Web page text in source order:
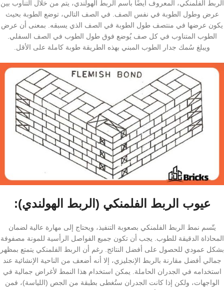
الربط الفلمنكي، المعروف أيضًا باسم الربط الهولندي، يتم من خلال التناوب بين
عرض وطول الطوبة في نفس الصف. في الصف التالي، توضع الطوبة بحيث
يكون عرضها في منتصف طول الطوبة في الصف الذي يسبقه. بمعنى أن عرض
الطوب المتناوب في كل صف يُوضع فوق طول الطوب في الصف السفلي.
ويبلغ سُمك جدار الطوب المبني بهذه الطريقة طوبة كاملة على الأقل.
عيوب الربط الفلمنكي (الربط الهولندي):
يتّسم نمط الربط الفلمنكي بصعوبة التنفيذ، ويحتاج إلى مهارة عالية لضمان
المحاذاة الدقيقة للطوب. يجب أن تكون جميع الفواصل الرأسية للمونة مصفوفة
بشكل عمودي للحصول على أفضل النتائج. رغم أن الربط الفلمنكي يتمتع بمظهر
جمالي أفضل مقارنة بالربط الإنجليزي، إلا أنه أضعف من الناحية الإنشائية عند
استخدامه في الجدران الحاملة. يمكن استخدام هذا النمط لأغراض جمالية في
الواجهات، ولكن إذا كانت الجدران ستُغطى بطبقة من الجص (اللياسة)، فمن